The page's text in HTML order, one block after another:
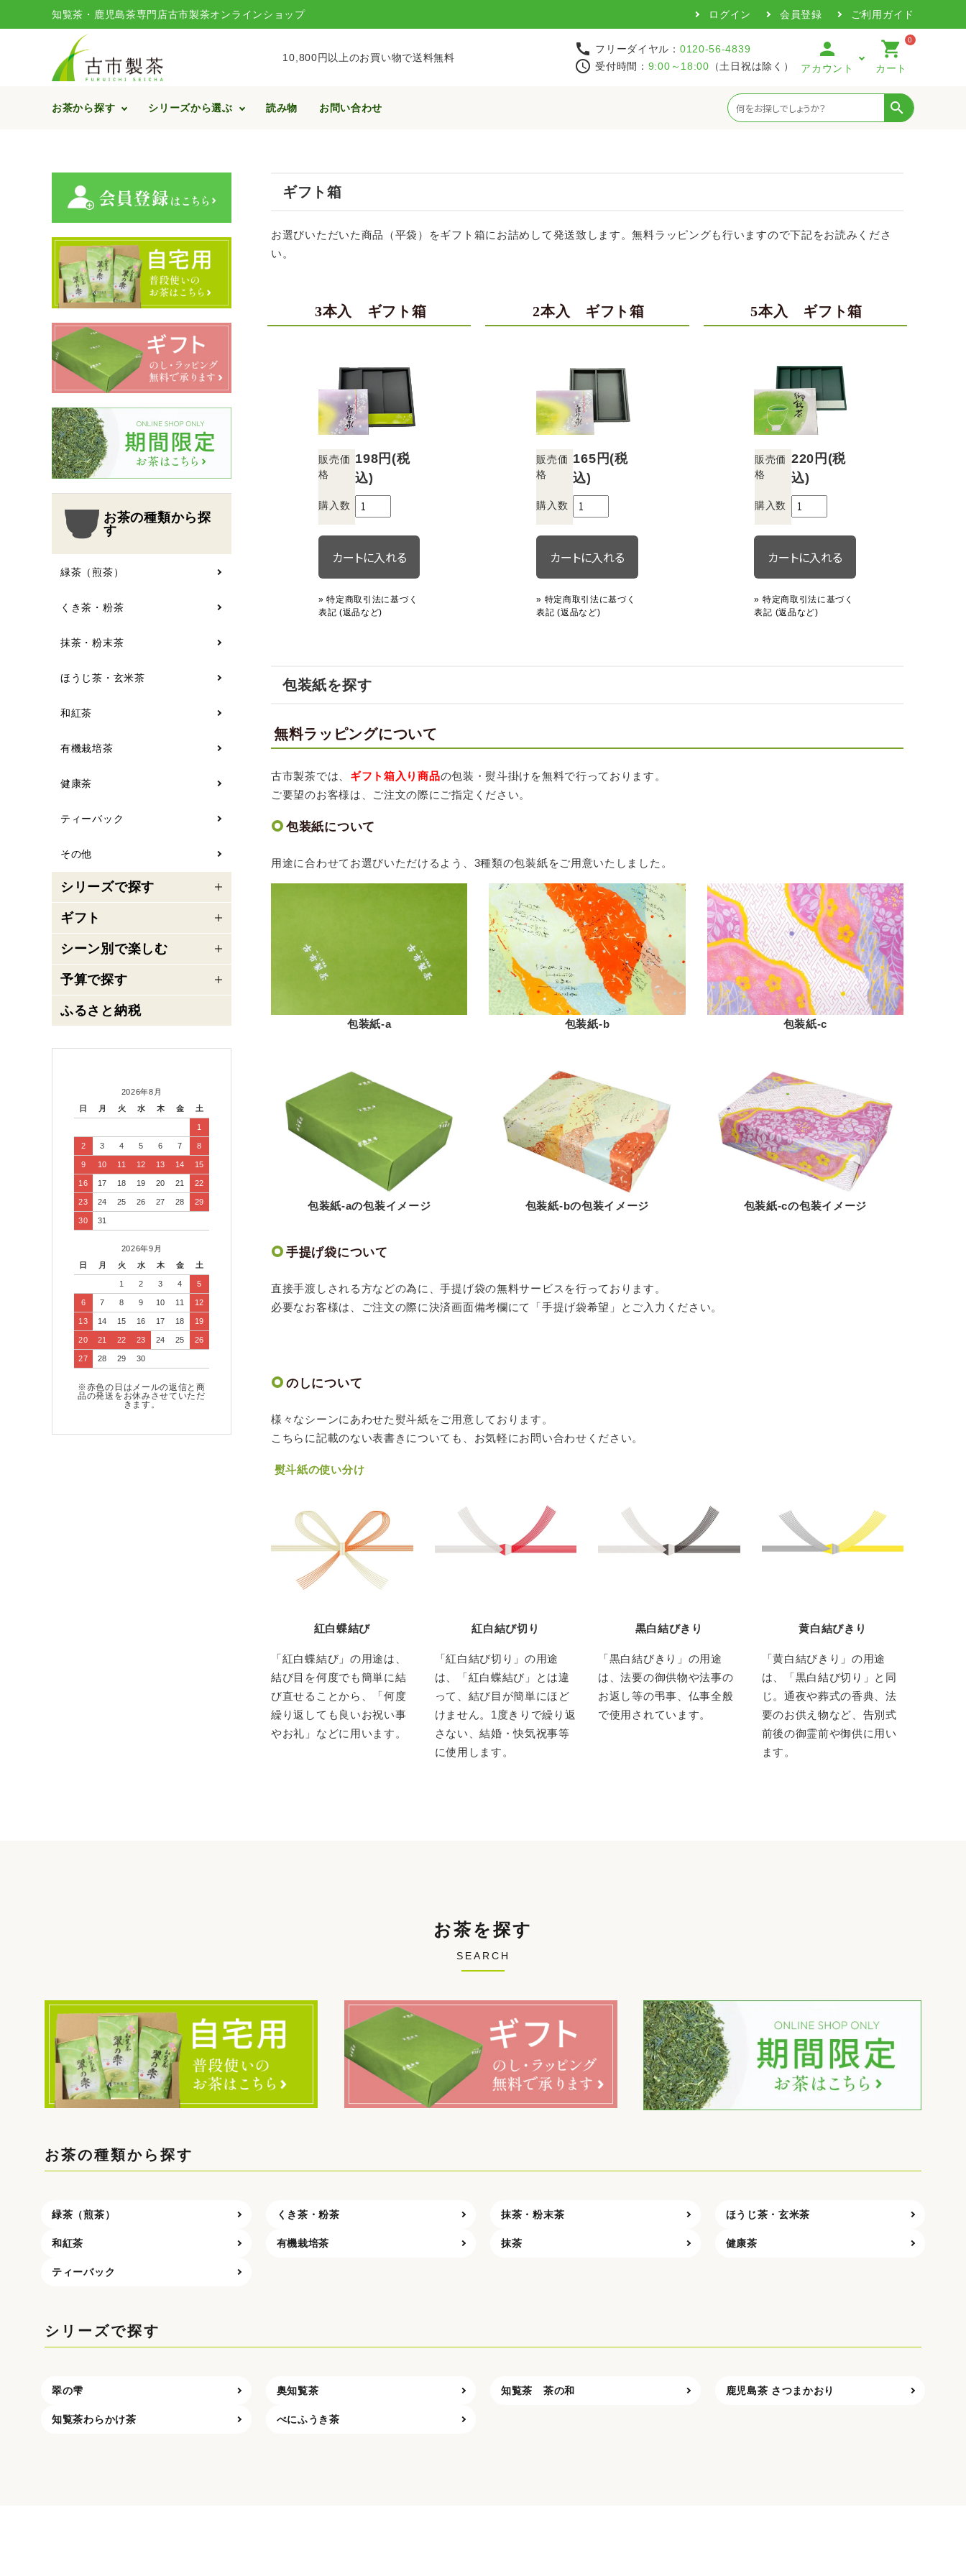
知覧茶・鹿児島茶専門店古市製茶オンラインショップ ログイン 会員登録 ご利用ガイド
10,800円以上のお買い物で送料無料 call フリーダイヤル： 0120-56-4839
schedule 受付時間： 9:00～18:00 （土日祝は除く）
person
アカウント
0
shopping_cart
カート
お茶から探す シリーズから選ぶ 読み物 お問い合わせ search
person 新規会員登録
search
鹿児島茶 さつまかおり 知覧茶
翠の雫 有機栽培 ギフト
新規会員登録で200pt進呈
お茶の種類から探す
シリーズで探す
受付時間：9:00～18:00
お茶の種類から探
す
緑茶（煎茶）
くき茶・粉茶
抹茶・粉末茶
ほうじ茶・玄米茶
和紅茶
有機栽培茶
健康茶
ティーバック
その他
シリーズで探す
ギフト
シーン別で楽しむ
予算で探す
ふるさと納税
2026年8月
日
月 火 水 木 金 土
1
2 3 4 5 6 7 8
9 10 11 12 13 14 15
16 17 18 19 20 21 22
23 24 25 26 27 28 29
30 31
2026年9月
日
月 火 水 木 金 土
1 2 3 4 5
6 7 8 9 10 11 12
13 14 15 16 17 18 19
20 21 22 23 24 25 26
27 28 29 30
※赤色の日はメールの返信と商
品の発送をお休みさせていただ
きます。
ギフト箱
お選びいただいた商品（平袋）をギフト箱にお詰めして発送致します。無料ラッピングも行いますので下記をお読みくださ
い。
3本入 ギフト箱
販売価
格
198円(税
込)
購入数
» 特定商取引法に基づく
表記 (返品など)
2本入 ギフト箱
販売価
格
165円(税
込)
購入数
» 特定商取引法に基づく
表記 (返品など)
5本入 ギフト箱
販売価
格
220円(税
込)
購入数
» 特定商取引法に基づく
表記 (返品など)
包装紙を探す
無料ラッピングについて
古市製茶では、 ギフト箱入り商品の包装・熨斗掛けを無料で行っております。
ご要望のお客様は、ご注文の際にご指定ください。
包装紙について
用途に合わせてお選びいただけるよう、3種類の包装紙をご用意いたしました。
包装紙-a 包装紙-b 包装紙-c
包装紙-aの包装イメージ 包装紙-bの包装イメージ 包装紙-cの包装イメージ
手提げ袋について
直接手渡しされる方などの為に、手提げ袋の無料サービスを行っております。
必要なお客様は、ご注文の際に決済画面備考欄にて「手提げ袋希望」とご入力ください。
のしについて
様々なシーンにあわせた熨斗紙をご用意しております。
こちらに記載のない表書きについても、お気軽にお問い合わせください。
熨斗紙の使い分け
紅白蝶結び
「紅白蝶結び」の用途は、
結び目を何度でも簡単に結
び直せることから、「何度
繰り返しても良いお祝い事
やお礼」などに用います。
紅白結び切り
「紅白結び切り」の用途
は、「紅白蝶結び」とは違
って、結び目が簡単にほど
けません。1度きりで繰り返
さない、結婚・快気祝事等
に使用します。
黒白結びきり
「黒白結びきり」の用途
は、法要の御供物や法事の
お返し等の弔事、仏事全般
で使用されています。
黄白結びきり
「黄白結びきり」の用途
は、「黒白結び切り」と同
じ。通夜や葬式の香典、法
要のお供え物など、告別式
前後の御霊前や御供に用い
ます。
お茶を探す
SEARCH
お茶の種類から探す
緑茶（煎茶） くき茶・粉茶 抹茶・粉末茶 ほうじ茶・玄米茶
和紅茶 有機栽培茶 抹茶 健康茶
ティーバック
シリーズで探す
翠の雫 奥知覧茶 知覧茶 茶の和 鹿児島茶 さつまかおり
知覧茶わらかけ茶 べにふうき茶